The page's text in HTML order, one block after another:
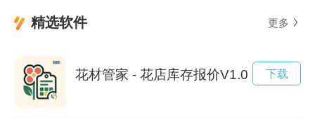
精选软件 更多
花材管家 - 花店库存报价V1.0 下载